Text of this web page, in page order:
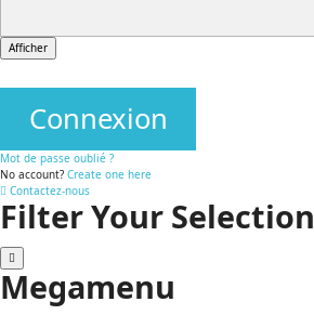
Afficher
Connexion
Mot de passe oublié ?
No account? Create one here
Contactez-nous
Filter Your Selection
Megamenu